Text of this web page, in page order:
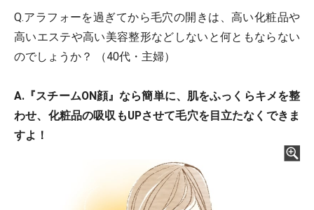
Q.アラフォーを過ぎてから毛穴の開きは、高い化粧品や
高いエステや高い美容整形などしないと何ともならない
のでしょうか？ （40代・主婦）
A.『スチームON顔』なら簡単に、肌をふっくらキメを整
わせ、化粧品の吸収もUPさせて毛穴を目立たなくできま
すよ！